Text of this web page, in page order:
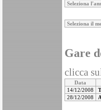
Seleziona
Seleziona il
Gare
clicca
Data
14/12/2008
28/12/2008